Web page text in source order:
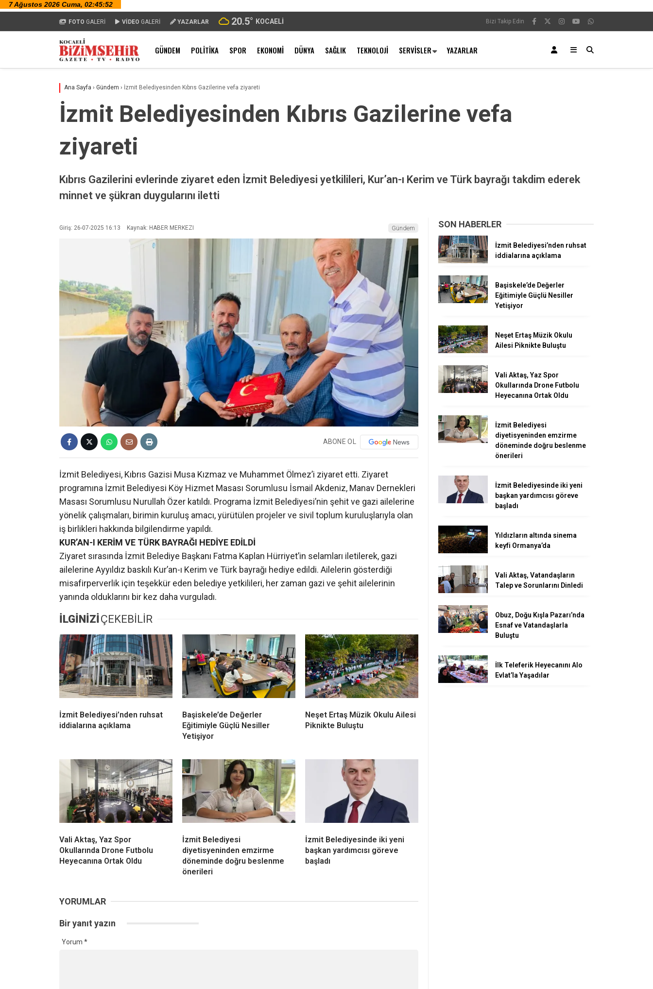
FOTO GALERİ VİDEO GALERİ YAZARLAR 20.5° KOCAELI Bizi Takip Edin
GÜNDEM POLITIKA SPOR EKONOMI DÜNYA SAĞLIK TEKNOLOJI SERVISLER YAZARLAR
Ana Sayfa › Gündem › İzmit Belediyesinden Kıbrıs Gazilerine vefa ziyareti
İzmit Belediyesinden Kıbrıs Gazilerine vefa
ziyareti
Kıbrıs Gazilerini evlerinde ziyaret eden İzmit Belediyesi yetkilileri, Kur’an-ı Kerim ve Türk bayrağı takdim ederek
minnet ve şükran duygularını iletti
Giriş: 26-07-2025 16:13 Kaynak: HABER MERKEZI Gündem
ABONE OL
İzmit Belediyesi, Kıbrıs Gazisi Musa Kızmaz ve Muhammet Ölmez’i ziyaret etti. Ziyaret
programına İzmit Belediyesi Köy Hizmet Masası Sorumlusu İsmail Akdeniz, Manav Dernekleri
Masası Sorumlusu Nurullah Özer katıldı. Programa İzmit Belediyesi’nin şehit ve gazi ailelerine
yönelik çalışmaları, birimin kuruluş amacı, yürütülen projeler ve sivil toplum kuruluşlarıyla olan
iş birlikleri hakkında bilgilendirme yapıldı.
KUR’AN-I KERİM VE TÜRK BAYRAĞI HEDİYE EDİLDİ
Ziyaret sırasında İzmit Belediye Başkanı Fatma Kaplan Hürriyet’in selamları iletilerek, gazi
ailelerine Ayyıldız baskılı Kur’an-ı Kerim ve Türk bayrağı hediye edildi. Ailelerin gösterdiği
misafirperverlik için teşekkür eden belediye yetkilileri, her zaman gazi ve şehit ailelerinin
yanında olduklarını bir kez daha vurguladı.
İLGİNİZİÇEKEBİLİR
İzmit Belediyesi’nden ruhsat
iddialarına açıklama
Başiskele’de Değerler
Eğitimiyle Güçlü Nesiller
Yetişiyor
Neşet Ertaş Müzik Okulu Ailesi
Piknikte Buluştu
Vali Aktaş, Yaz Spor
Okullarında Drone Futbolu
Heyecanına Ortak Oldu
İzmit Belediyesi
diyetisyeninden emzirme
döneminde doğru beslenme
önerileri
İzmit Belediyesinde iki yeni
başkan yardımcısı göreve
başladı
YORUMLAR
Bir yanıt yazın
Yorum *
SON HABERLER
İzmit Belediyesi’nden ruhsat
iddialarına açıklama
Başiskele’de Değerler
Eğitimiyle Güçlü Nesiller
Yetişiyor
Neşet Ertaş Müzik Okulu
Ailesi Piknikte Buluştu
Vali Aktaş, Yaz Spor
Okullarında Drone Futbolu
Heyecanına Ortak Oldu
İzmit Belediyesi
diyetisyeninden emzirme
döneminde doğru beslenme
önerileri
İzmit Belediyesinde iki yeni
başkan yardımcısı göreve
başladı
Yıldızların altında sinema
keyfi Ormanya’da
Vali Aktaş, Vatandaşların
Talep ve Sorunlarını Dinledi
Obuz, Doğu Kışla Pazarı’nda
Esnaf ve Vatandaşlarla
Buluştu
İlk Teleferik Heyecanını Alo
Evlat’la Yaşadılar